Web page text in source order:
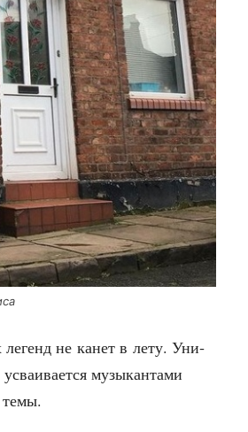
легенд не канет в лету. Уни­
музы­кан­та­ми